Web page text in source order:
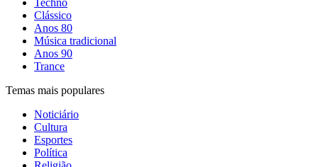
Techno
Clássico
Anos 80
Música tradicional
Anos 90
Trance
Temas mais populares
Noticiário
Cultura
Esportes
Política